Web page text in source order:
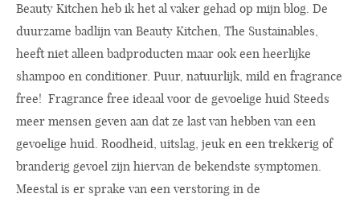
Beauty Kitchen heb ik het al vaker gehad op mijn blog. De
duurzame badlijn van Beauty Kitchen, The Sustainables,
heeft niet alleen badproducten maar ook een heerlijke
shampoo en conditioner. Puur, natuurlijk, mild en fragrance
free! Fragrance free ideaal voor de gevoelige huid Steeds
meer mensen geven aan dat ze last van hebben van een
gevoelige huid. Roodheid, uitslag, jeuk en een trekkerig of
branderig gevoel zijn hiervan de bekendste symptomen.
Meestal is er sprake van een verstoring in de